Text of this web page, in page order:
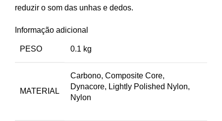
reduzir o som das unhas e dedos.
Informação adicional
PESO 0.1 kg
MATERIAL
Carbono, Composite Core,
Dynacore, Lightly Polished Nylon,
Nylon